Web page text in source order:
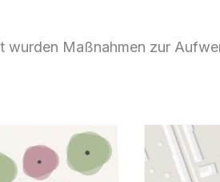
wurden Maßnahmen zur